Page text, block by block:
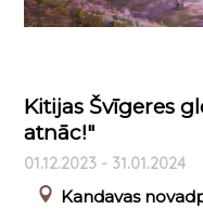
Kitijas Švīgeres
atnāc!"
01.12.2023 - 31.01.2024
Kandavas